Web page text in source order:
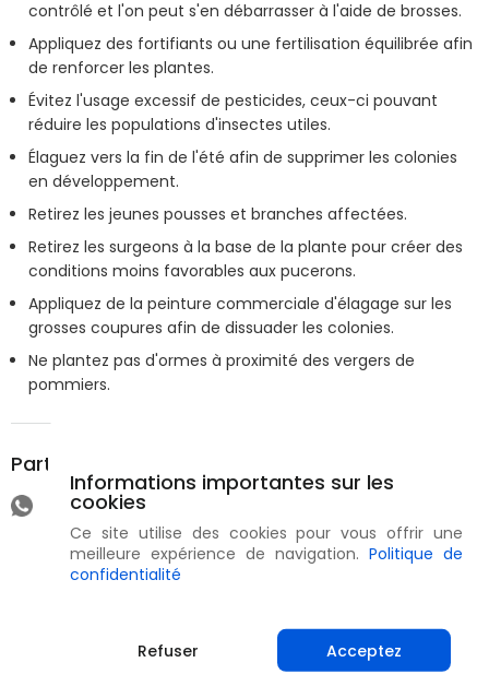
contrôlé et l'on peut s'en débarrasser à l'aide de brosses.
Appliquez des fortifiants ou une fertilisation équilibrée afin
de renforcer les plantes.
Évitez l'usage excessif de pesticides, ceux-ci pouvant
réduire les populations d'insectes utiles.
Élaguez vers la fin de l'été afin de supprimer les colonies
en développement.
Retirez les jeunes pousses et branches affectées.
Retirez les surgeons à la base de la plante pour créer des
conditions moins favorables aux pucerons.
Appliquez de la peinture commerciale d'élagage sur les
grosses coupures afin de dissuader les colonies.
Ne plantez pas d'ormes à proximité des vergers de
pommiers.
Partager
Informations importantes sur les
cookies
Ce site utilise des cookies pour vous offrir une
meilleure expérience de navigation. Politique de
confidentialité
Refuser Acceptez